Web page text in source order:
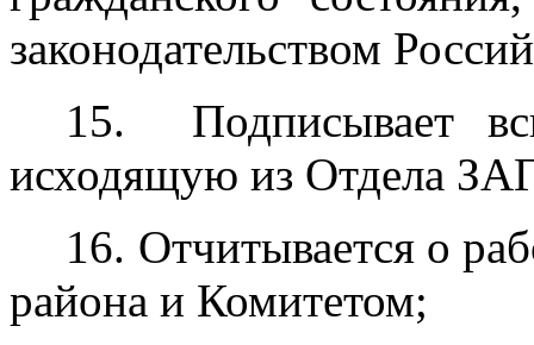
законодательством
15. Подписывает
исходящую из Отдела
16. Отчитывается о
района и Комитетом;